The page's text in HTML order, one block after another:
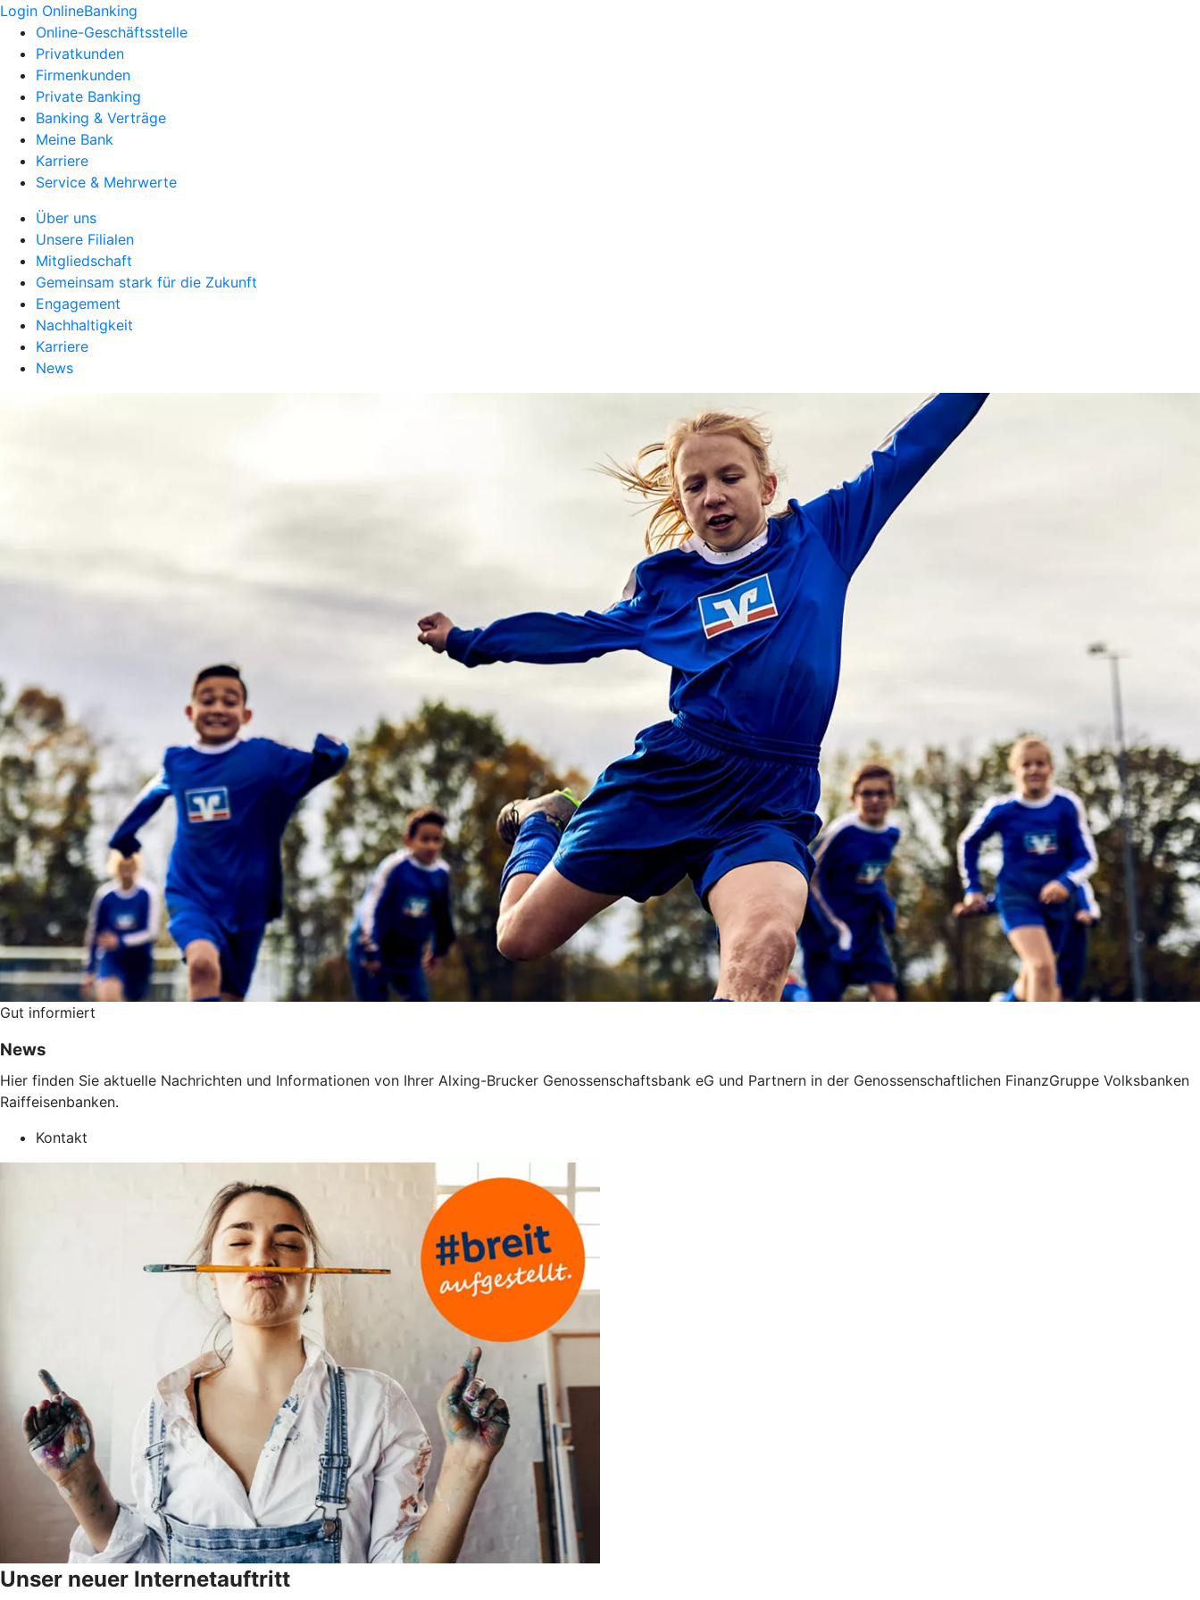
Login OnlineBanking
Online-Geschäftsstelle
Privatkunden
Firmenkunden
Private Banking
Banking & Verträge
Meine Bank
Karriere
Service & Mehrwerte
Über uns
Unsere Filialen
Mitgliedschaft
Gemeinsam stark für die Zukunft
Engagement
Nachhaltigkeit
Karriere
News
Gut informiert
News
Hier finden Sie aktuelle Nachrichten und Informationen von Ihrer Alxing-Brucker Genossenschaftsbank eG und Partnern in der Genossenschaftlichen FinanzGruppe Volksbanken
Raiffeisenbanken.
Kontakt
Unser neuer Internetauftritt